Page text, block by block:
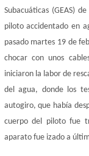
Subacuáticas (GEAS)
piloto accidentado en
pasado martes 19 de
chocar con unos
iniciaron la labor de
del agua, donde los
autogiro, que había
cuerpo del piloto fue
aparato fue izado a